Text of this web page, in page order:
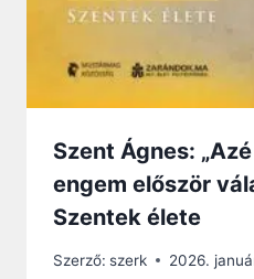
Szent Ágnes:
engem először
Szentek élete
Szerző: szerk 2026.